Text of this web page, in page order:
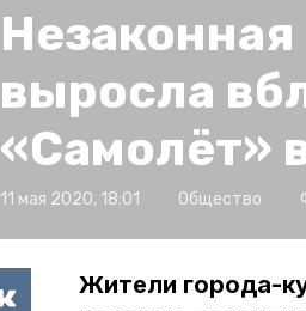
Незаконная
выросла
«Самолёт»
11 мая 2020, 18:01 Общество
Жители города-